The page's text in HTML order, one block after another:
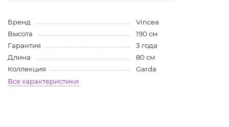
Бренд
Vincea
Высота
190 см
Гарантия
3 года
Длина
80 см
Коллекция
Garda
Все характеристики